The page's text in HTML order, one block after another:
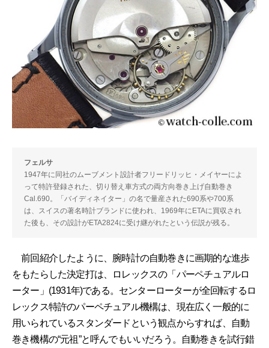
フェルサ
1947年に同社のムーブメント設計者フリードリッヒ・メイヤーによ
って特許登録された、切り替え車方式の両方向巻き上げ自動巻き
Cal.690。「バイディネイター」の名で量産された690系や700系
は、スイスの著名時計ブランドに使われ、1969年にETAに買収され
た後も、その設計がETA2824に受け継がれたという伝説が残る。
前回紹介したように、腕時計の自動巻きに画期的な進歩
をもたらした決定打は、ロレックスの「パーペチュアルロ
ーター」(1931年)である。センターローターが全回転するロ
レックス特許のパーペチュアル機構は、現在広く一般的に
用いられているスタンダードという観点からすれば、自動
巻き機構の“元祖”と呼んでもいいだろう。自動巻きを試行錯